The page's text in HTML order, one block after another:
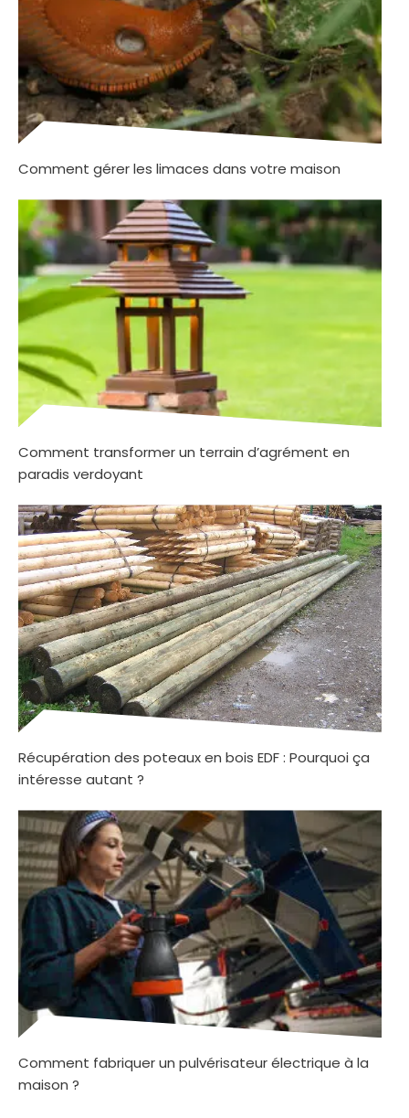
Comment gérer les limaces dans votre maison
Comment transformer un terrain d’agrément en
paradis verdoyant
Récupération des poteaux en bois EDF : Pourquoi ça
intéresse autant ?
Comment fabriquer un pulvérisateur électrique à la
maison ?